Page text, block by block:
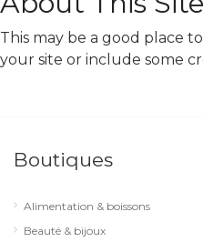
This may be a good place
your site or include some
Boutiques
Alimentation & boissons
Beauté & bijoux